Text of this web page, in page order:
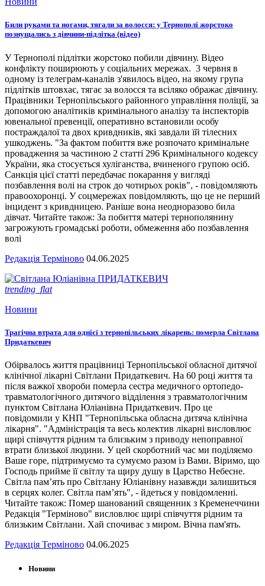
Били руками та ногами, тягали за волосся: у Тернополі жорстоко
познущались з дівчини-підлітка (відео)
У Тернополі підлітки жорстоко побили дівчину. Відео
конфлікту поширюють у соціальних мережах. 3 червня в
одному із телеграм-каналів з'явилось відео, на якому група
підлітків штовхає, тягає за волосся та всіляко ображає дівчину.
Працівники Тернопільського районного управління поліції, за
допомогою аналітиків кримінального аналізу та інспекторів
ювенальної превенції, оперативно встановили особу
постраждалої та двох кривдників, які завдали їй тілесних
ушкоджень. "За фактом побиття вже розпочато кримінальне
провадження за частиною 2 статті 296 Кримінального кодексу
України, яка стосується хуліганства, вчиненого групою осіб.
Санкція цієї статті передбачає покарання у вигляді
позбавлення волі на строк до чотирьох років", - повідомляють
правоохоронці. У соцмережах повідомляють, що це не перший
інцидент з кривдницею. Раніше вона неодноразово била
дівчат. Читайте також: За побиття матері тернополянину
загрожують громадські роботи, обмеження або позбавлення
волі
Редакція Терміново 04.06.2025
trending_flat
Новини
Трагічна втрата для однієї з тернопільських лікарень: померла Світлана
Придаткевич
Обірвалось життя працівниці Тернопільської обласної дитячої
клінічної лікарні Світлани Придаткевич. На 60 році життя та
після важкої хвороби померла сестра медичного ортопедо-
травматологічного дитячого відділення з травматологічним
пунктом Світлана Юліанівна Придаткевич. Про це
повідомили у КНП "Тернопільська обласна дитяча клінічна
лікарня". "Адміністрація та весь колектив лікарні висловлює
щирі співчуття рідним та близьким з приводу непоправної
втрати близької людини. У цей скорботний час ми поділяємо
Ваше горе, підтримуємо та сумуємо разом із Вами. Віримо, що
Господь прийме її світлу та щиру душу в Царство Небесне.
Світла пам’ять про Світлану Юліанівну назавжди залишиться
в серцях колег. Світла пам’ять", - йдеться у повідомленні.
Читайте також: Помер шанований священник з Кременеччини
Редакція "Терміново" висловлює щирі співчуття рідним та
близьким Світлани. Хай спочиває з миром. Вічна пам'ять.
Редакція Терміново 04.06.2025
Новини